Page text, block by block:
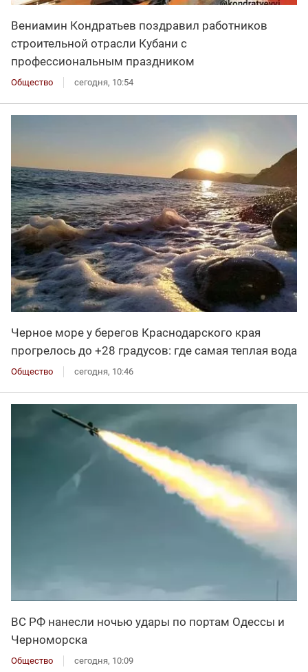
Вениамин Кондратьев поздравил работников
строительной отрасли Кубани с
профессиональным праздником
Общество сегодня, 10:54
Черное море у берегов Краснодарского края
прогрелось до +28 градусов: где самая теплая вода
Общество сегодня, 10:46
ВС РФ нанесли ночью удары по портам Одессы и
Черноморска
Общество сегодня, 10:09